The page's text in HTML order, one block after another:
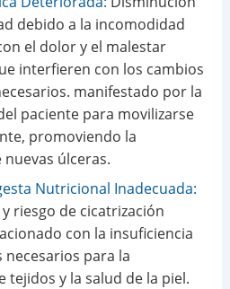
debido a la incomodidad
el dolor y el malestar
interfieren con los cambios
manifestado por la
paciente para movilizarse
promoviendo la
úlceras.
Nutricional Inadecuada:
riesgo de cicatrización
con la insuficiencia
para la
tejidos y la salud de la piel.